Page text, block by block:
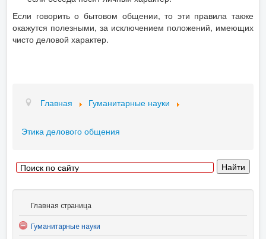
Если говорить о бытовом общении, то эти правила также
окажутся полезными, за исключением положений, имеющих
чисто деловой характер.
Главная Гуманитарные науки
Этика делового общения
Главная страница
Гуманитарные науки